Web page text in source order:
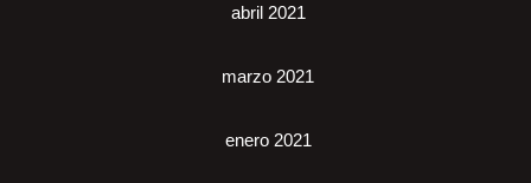
abril 2021
marzo 2021
enero 2021